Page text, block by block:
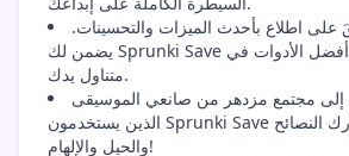
على اطلاع بأحدث الميزات والتحسينات.
يضمن لك Sprunki Save أن لديك دائمًا أفضل الأدوات في
متناول يدك.
إلى مجتمع مزدهر من صانعي الموسيقى
الذين يستخدمون Sprunki Save لرفع فنهم. شارك النصائح
والحيل والإلهام!